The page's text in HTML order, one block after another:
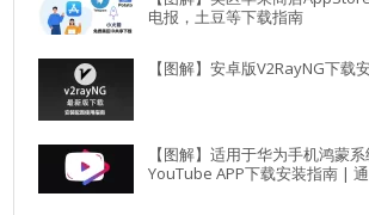
电报，土豆等下载指南
【图解】安卓版V2RayNG下载
【图解】适用于华为手机鸿蒙
YouTube APP下载安装指南 |